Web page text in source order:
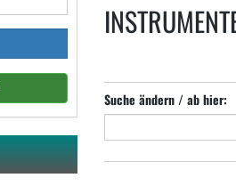
Suche ändern / ab hier: